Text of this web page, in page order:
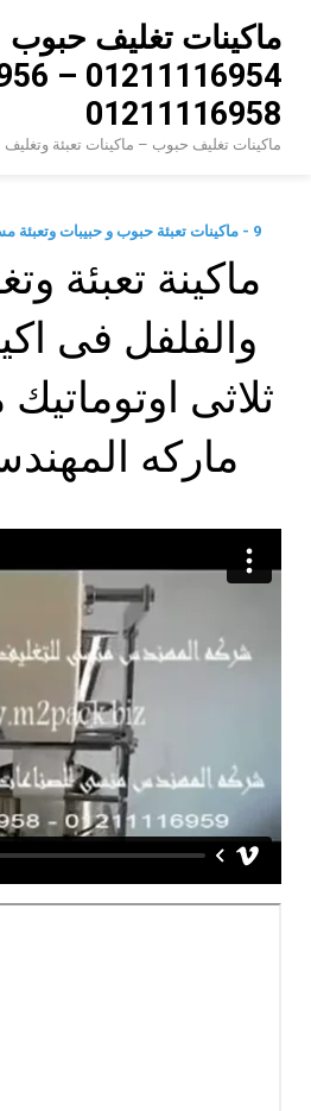
content
ماكينات تغليف حبوب
01211116958
ماكينات تغليف حبوب – ماكينات تعبئة وتغليف
9 - ماكينات تعبئة حبوب و حبيبات وتعبئة مساحيق في اكياس اوتوماتيك
ماكينة تعبئة
والفلفل فى
ماركه